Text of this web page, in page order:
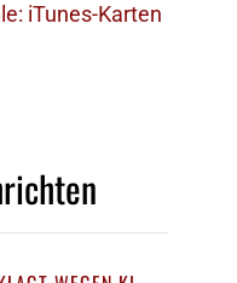
iTunes-Karten